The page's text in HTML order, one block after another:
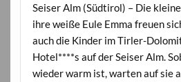
Seiser Alm (Südtirol) – Die
ihre weiße Eule Emma freuen
auch die Kinder im Tirler-
Hotel****s auf der Seiser Alm.
wieder warm ist, warten auf sie